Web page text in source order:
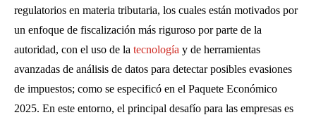
regulatorios en materia tributaria, los cuales están motivados por
un enfoque de fiscalización más riguroso por parte de la
autoridad, con el uso de la tecnología y de herramientas
avanzadas de análisis de datos para detectar posibles evasiones
de impuestos; como se especificó en el Paquete Económico
2025. En este entorno, el principal desafío para las empresas es